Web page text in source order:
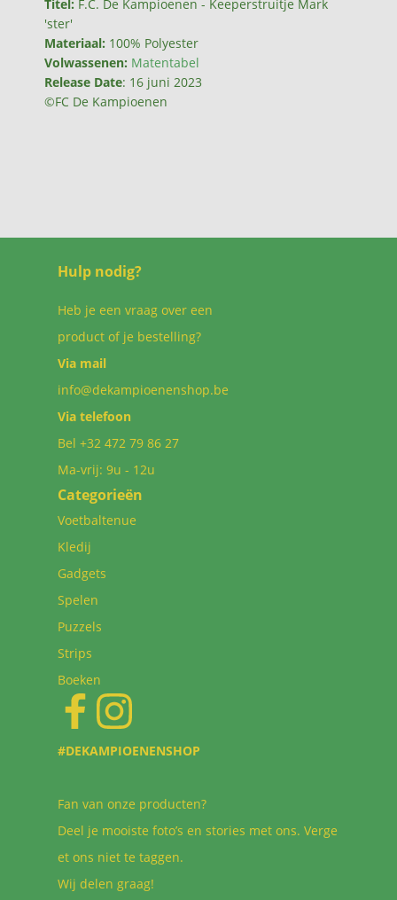
Titel: F.C. De Kampioenen - Keeperstruitje Mark
'ster'
Materiaal: 100% Polyester
Volwassenen: Matentabel
Release Date: 16 juni 2023
©FC De Kampioenen
Hulp nodig?
Heb je een vraag over een
product of je bestelling?
Via mail
info@dekampioenenshop.be
Via telefoon
Bel +32 472 79 86 27
Ma-vrij: 9u - 12u
Categorieën
Voetbaltenue
Kledij
Gadgets
Spelen
Puzzels
Strips
Boeken
#DEKAMPIOENENSHOP
Fan van onze producten?
Deel je mooiste foto’s en stories met ons. Verge
et ons niet te taggen.
Wij delen graag!